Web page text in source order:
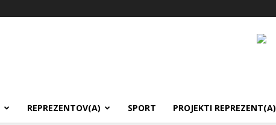
REPREZENTOV(A) SPORT PROJEKTI REPREZENT(A)